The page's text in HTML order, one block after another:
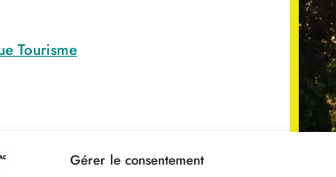
Gérer le consentement
Tourisme